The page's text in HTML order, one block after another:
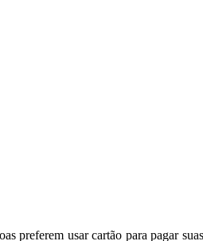
preferem usar cartão para pagar